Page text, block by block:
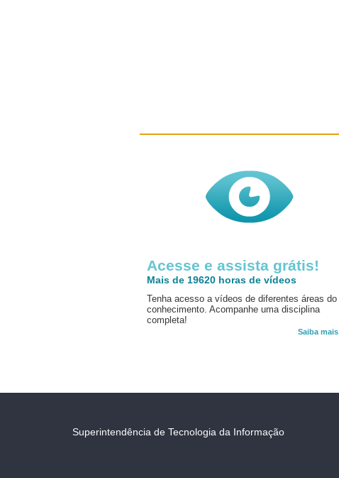
Acesse e assista grátis!
Mais de 19620 horas de vídeos
Tenha acesso a vídeos de diferentes áreas do
conhecimento. Acompanhe uma disciplina
completa!
Saiba mais
Superintendência de Tecnologia da Informação